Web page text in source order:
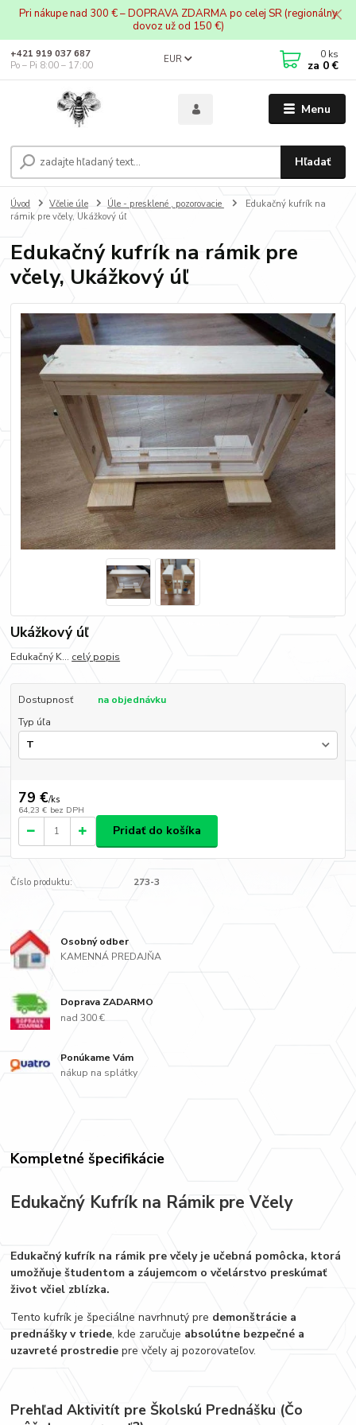
Pri nákupe nad 300 € – DOPRAVA ZDARMA po celej SR (regionálny
dovoz už od 150 €)
Menu
EUR
Hľadať
+421 919 037 687
Po – Pi 8:00 – 17:00
0 ks
za 0 €
Úvod Včelie úle Úle - presklené , pozorovacie
Edukačný kufrík na
rámik pre včely, Ukážkový úľ
Edukačný kufrík na rámik pre
včely, Ukážkový úľ
Ukážkový úľ
Edukačný K... celý popis
Dostupnosť
na objednávku
Typ úľa
79 €/ks
64,23 € bez DPH
Pridať do košíka
Číslo produktu: 273-3
Osobný odber
KAMENNÁ PREDAJŇA
Doprava ZADARMO
nad 300 €
Ponúkame Vám
nákup na splátky
Kompletné špecifikácie
Edukačný Kufrík na Rámik pre Včely
Edukačný kufrík na rámik pre včely je učebná pomôcka, ktorá
umožňuje študentom a záujemcom o včelárstvo preskúmať
život včiel zblízka.
Tento kufrík je špeciálne navrhnutý pre demonštrácie a
prednášky v triede, kde zaručuje absolútne bezpečné a
uzavreté prostredie pre včely aj pozorovateľov.
Prehľad Aktivitít pre Školskú Prednášku (Čo